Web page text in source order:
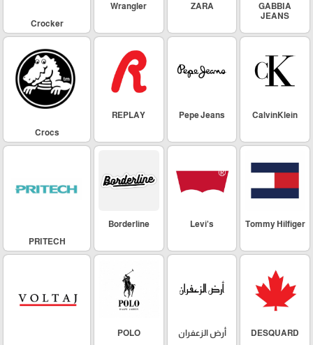
GABBIA
JEANS
ZARA
Wrangler
Crocker
CalvinKlein
Pepe Jeans
REPLAY
Crocs
Tommy Hilfiger
Levi's
Borderline
PRITECH
DESQUARD أرض الزعفران
POLO